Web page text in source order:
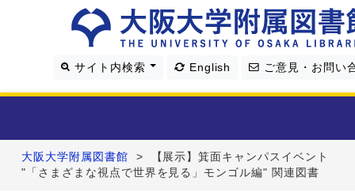
サイト内検索 English ご意見・お問い
利用案内
大阪大学附属図書館 >
【展示】箕面キャンパスイベント
"「さまざまな視点で世界を見る」モンゴル編" 関連図書